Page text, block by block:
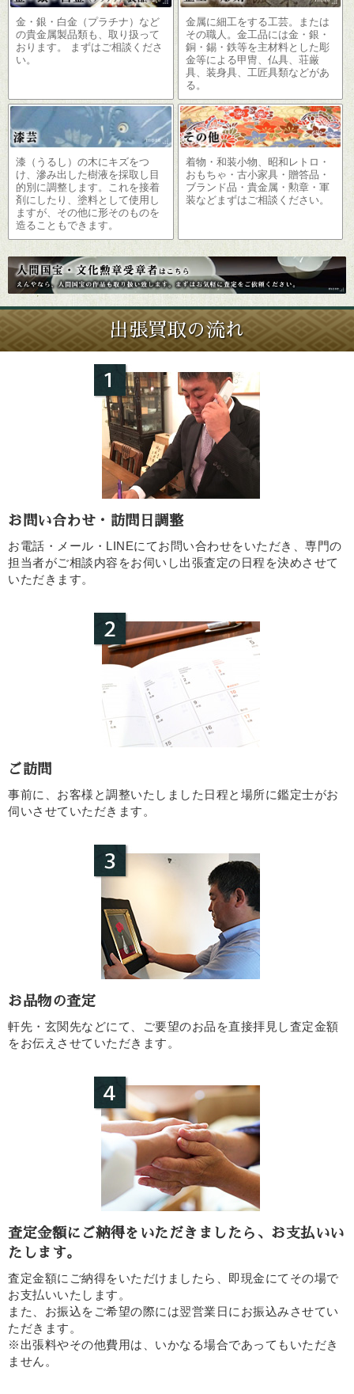
金・銀・白金（プラチナ）など
の貴金属製品類も、取り扱って
おります。 まずはご相談くださ
い。
金属に細工をする工芸。または
その職人。金工品には金・銀・
銅・錫・鉄等を主材料とした彫
金等による甲冑、仏具、荘厳
具、装身具、工匠具類などがあ
る。
漆（うるし）の木にキズをつ
け、滲み出した樹液を採取し目
的別に調整します。これを接着
剤にしたり、塗料として使用し
ますが、その他に形そのものを
造ることもできます。
着物・和装小物、昭和レトロ・
おもちゃ・古小家具・贈答品・
ブランド品・貴金属・勲章・軍
装などまずはご相談ください。
出張買取の流れ
お問い合わせ・訪問日調整
お電話・メール・LINEにてお問い合わせをいただき、専門の
担当者がご相談内容をお伺いし出張査定の日程を決めさせて
いただきます。
ご訪問
事前に、お客様と調整いたしました日程と場所に鑑定士がお
伺いさせていただきます。
お品物の査定
軒先・玄関先などにて、ご要望のお品を直接拝見し査定金額
をお伝えさせていただきます。
査定金額にご納得をいただきましたら、お支払いい
たします。
査定金額にご納得をいただけましたら、即現金にてその場で
お支払いいたします。
また、お振込をご希望の際には翌営業日にお振込みさせてい
ただきます。
※出張料やその他費用は、いかなる場合であってもいただき
ません。